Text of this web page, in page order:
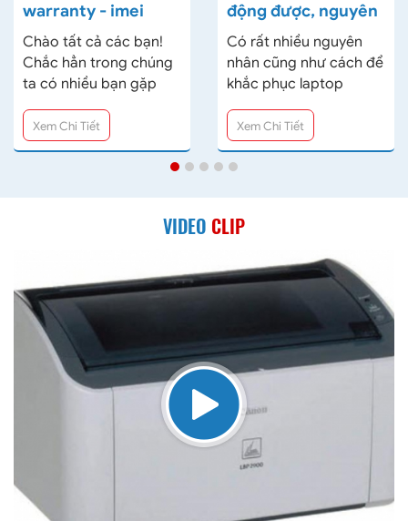
warranty - imei
(KIỂM TRA BẢO
HÀNH, XUẤT SỨ
SẢN PHẨM,
DRIVER )
Chào tất cả các bạn!
Chắc hẳn trong chúng
ta có nhiều bạn gặp
khó khắn ít nhiều trong
việc tìm kiếm thông tin,
kiểm tra thời hạn bảo
hành, download driver
dụng tại việt nam để
các bạn tham khảo và
tiện kiểm tra cũng như
dowload driver dễ
dàng hơn.
Xem Chi Tiết
động được, nguyên
nhân và cách khắc
phục
Có rất nhiều nguyên
nhân cũng như cách để
khắc phục laptop
không khởi động được,
nếu may mắn thiết bị
của bạn bị lỗi nhẹ có
thể vệ sinh hoặc cài lại
nặng hơn, bạn có thể
kiện phần cứng với chỉ
phí đắt đó. Để có
hướng giải quyết tốt
nhất khi gặp phải lỗi
laptop không khởi
động được, các bạn có
thể tham khảo một vài
trường hợp mà chúng
tôi nêu ra sau đây.
Xem Chi Tiết
VIDEO CLIP